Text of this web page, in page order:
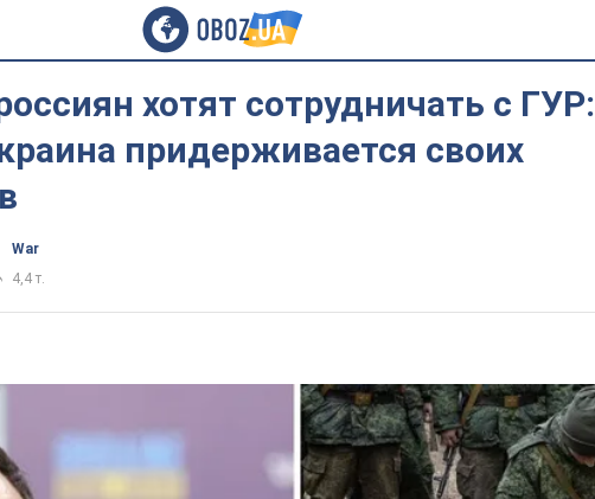
хотят сотрудничать с ГУР:
придерживается своих
War
4,4 т.